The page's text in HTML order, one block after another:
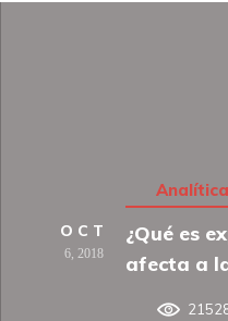
OCT
6, 2018
¿Qué es
afecta a